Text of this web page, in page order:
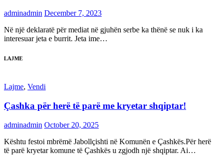
adminadmin December 7, 2023
Në një deklaratë për mediat në gjuhën serbe ka thënë se nuk i ka
interesuar jeta e burrit. Jeta ime…
LAJME
Lajme, Vendi
Çashka për herë të parë me kryetar shqiptar!
adminadmin October 20, 2025
Kështu festoi mbrëmë Jabollçishti në Komunën e Çashkës.Për herë
të parë kryetar komune të Çashkës u zgjodh një shqiptar. Ai…